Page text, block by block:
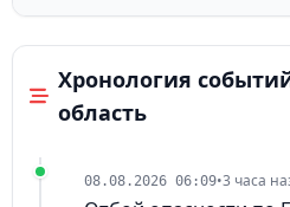
Хронология
область
08.08.2026 06:09•3 часа